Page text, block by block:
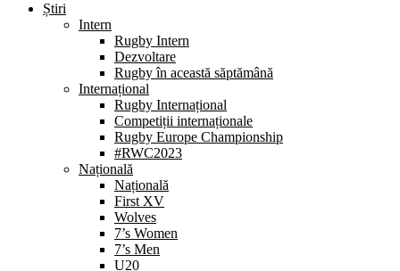
Știri
Intern
Rugby Intern
Dezvoltare
Rugby în această săptămână
Internațional
Rugby Internațional
Competiții internaționale
Rugby Europe Championship
#RWC2023
Națională
Națională
First XV
Wolves
7’s Women
7’s Men
U20